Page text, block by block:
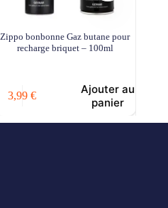
Zippo bonbonne Gaz butane pour
recharge briquet – 100ml
panier